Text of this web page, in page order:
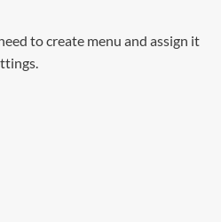
to create menu and assign it